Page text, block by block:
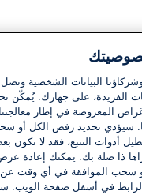
مكتوبة حتى الآن. كن
جديدًا ...
البيانات الشخصية ونصل
الفريدة، على جهازك. يُمكّن
المعروضة في إطار معالجتنا
سيؤدي تحديد رفض الكل أو
أدوات التتبع، فقد لا تكون
ذا صلة بك. يمكنك إعادة
أو سحب الموافقة في أي وقت
الرابط في أسفل صفحة الويب.